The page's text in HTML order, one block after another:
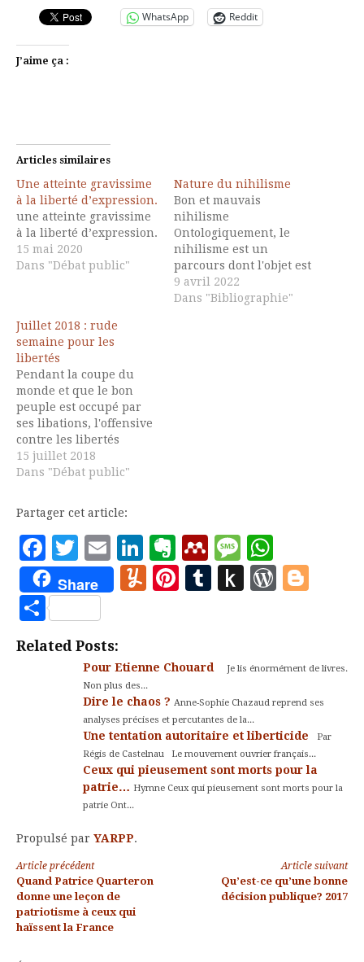
WhatsApp Reddit
J’aime ça :
Articles similaires
Une atteinte gravissime
à la liberté d’expression.
une atteinte gravissime
à la liberté d’expression.
15 mai 2020
Dans "Débat public"
Nature du nihilisme
Bon et mauvais
nihilisme
Ontologiquement, le
nihilisme est un
parcours dont l'objet est
le néant. "La bouche du
néant n'est pas
9 avril 2022
Dans "Bibliographie"
Juillet 2018 : rude
semaine pour les
libertés
Pendant la coupe du
monde et que le bon
peuple est occupé par
ses libations, l'offensive
contre les libertés
publiques va de plus
belle. Il est dans la
pied de devenir de plus
en plus agressifs. Le
phénomène est d'autant
plus fort en…
15 juillet 2018
Dans "Débat public"
Partager cet article:
Facebook
Twitter
EmailLinkedIn
Evernote
Mendeley
Message
Share Yummly
Pinterest
Tumblr
Push
Partager
Related Posts:
Pour Etienne Chouard
Je lis énormément de livres.
Non plus des...
Dire le chaos ? Anne-Sophie Chazaud reprend ses
analyses précises et percutantes de la...
Une tentation autoritaire et liberticide
Par
Régis de Castelnau Le mouvement ouvrier français...
Ceux qui pieusement sont morts pour la
patrie… Hymne Ceux qui pieusement sont morts pour la
patrie Ont...
Propulsé par YARPP.
Lire
la
suite
Article précédent
Quand Patrice Quarteron
donne une leçon de
patriotisme à ceux qui
haïssent la France
Article suivant
Qu’est-ce qu’une bonne
décision publique? 2017